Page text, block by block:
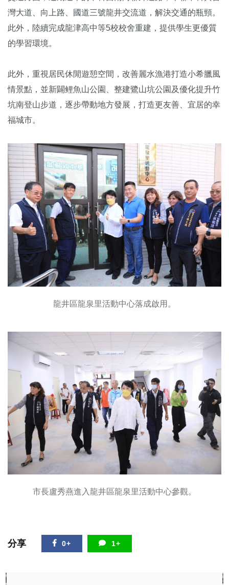
灣大道、向上路、國道三號龍井交流道，解決交通的瓶頸。
此外，陸續完成龍津高中等5校校舍重建，提供學生更優質
的學習環境。
此外，重視居民休閒遊憩空間，改善麗水漁港打造小希臘風
情景點，並新闢鲤魚山公園、整建鷺山坑公園及優化提升竹
坑南登山步道，逐步帶動地方發展，打造更友善、宜居的幸
福城市。
龍井區龍泉里活動中心落成啟用。
市長盧秀燕進入龍井區龍泉里活動中心參觀。
分享 0+ 1+